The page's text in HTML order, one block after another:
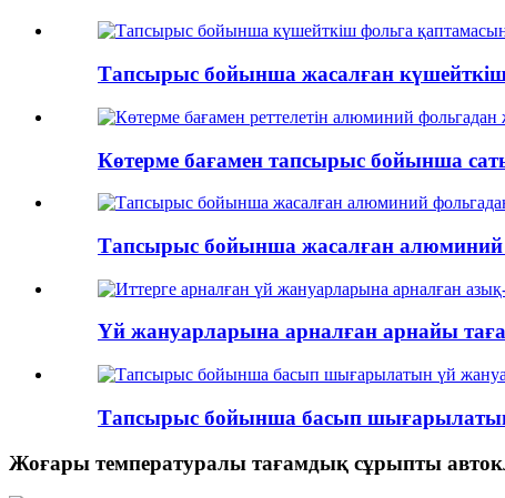
Тапсырыс бойынша жасалған
Көтерме бағамен тапсырыс бойынша
Тапсырыс бойынша жасалған алюминий
Үй жануарларына арналған арнайы
Тапсырыс бойынша басып
Жоғары температуралы тағамдық сұрыпты